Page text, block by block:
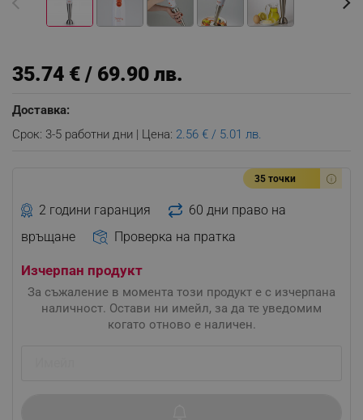
35.74 € / 69.90 лв.
Доставка:
Срок: 3-5 работни дни | Цена: 2.56 € / 5.01 лв.
35 точки
2 години гаранция
60 дни право на
връщане
Проверка на пратка
Изчерпан продукт
За съжаление в момента този продукт е с изчерпана
наличност. Остави ни имейл, за да те уведомим
когато отново е наличен.